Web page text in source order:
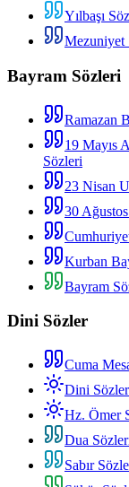
Yılbaşı
Mezuniyet
Bayram Sözleri
Ramazan
19 Mayıs
Sözleri
23 Nisan
30
Kurban
Bayram
Dini Sözler
Cuma
Dini Sözler
Hz. Ömer
Dua
Sabır